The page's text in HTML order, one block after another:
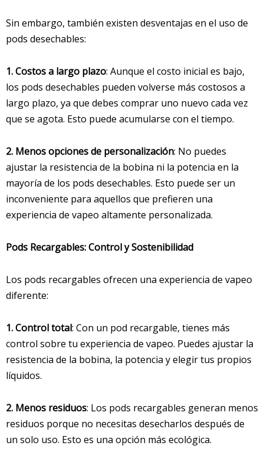
Sin embargo, también existen desventajas en el uso de
pods desechables:
1. Costos a largo plazo: Aunque el costo inicial es bajo,
los pods desechables pueden volverse más costosos a
largo plazo, ya que debes comprar uno nuevo cada vez
que se agota. Esto puede acumularse con el tiempo.
2. Menos opciones de personalización: No puedes
ajustar la resistencia de la bobina ni la potencia en la
mayoría de los pods desechables. Esto puede ser un
inconveniente para aquellos que prefieren una
experiencia de vapeo altamente personalizada.
Pods Recargables: Control y Sostenibilidad
Los pods recargables ofrecen una experiencia de vapeo
diferente:
1. Control total: Con un pod recargable, tienes más
control sobre tu experiencia de vapeo. Puedes ajustar la
resistencia de la bobina, la potencia y elegir tus propios
líquidos.
2. Menos residuos: Los pods recargables generan menos
residuos porque no necesitas desecharlos después de
un solo uso. Esto es una opción más ecológica.